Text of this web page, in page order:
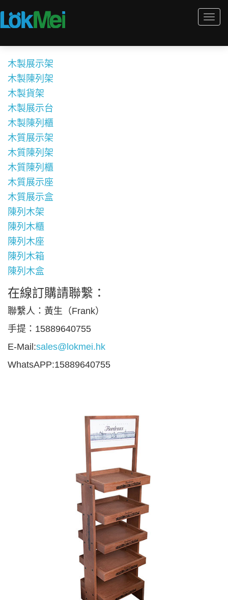
木製展示架
木製陳列架
木製貨架
木製展示台
木製陳列櫃
木質展示架
木質陳列架
木質陳列櫃
木質展示座
木質展示盒
陳列木架
陳列木櫃
陳列木座
陳列木箱
陳列木盒
在線訂購請聯繫：
聯繫人：黃生（Frank）
手提：15889640755
E-Mail:sales@lokmei.hk
WhatsAPP:15889640755